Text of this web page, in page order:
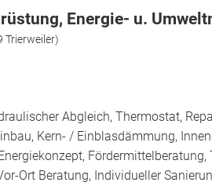
Energie- u.
Trierweiler)
Abgleich, Thermostat,
Kern- / Einblasdämmung,
Ort Beratung, Individueller